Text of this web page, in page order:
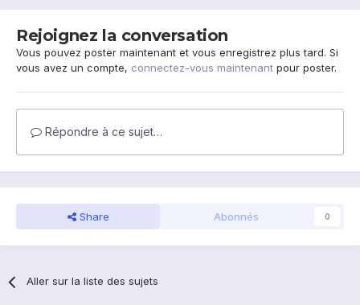
Rejoignez la conversation
Vous pouvez poster maintenant et vous enregistrez plus tard. Si
vous avez un compte, connectez-vous maintenant pour poster.
Répondre à ce sujet…
Share Abonnés 0
Aller sur la liste des sujets